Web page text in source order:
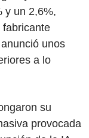
y un 2,6%,
fabricante
unos
a lo
su
provocada